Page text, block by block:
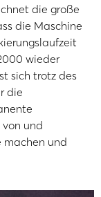
die große
die Maschine
wieder
sich trotz des
die
und
machen und